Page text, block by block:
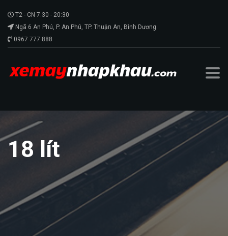
T2 - CN 7.30 - 20:30
Ngã 6 An Phú, P. An Phú, TP. Thuận An, Bình Dương
0967 777 888
18 lít